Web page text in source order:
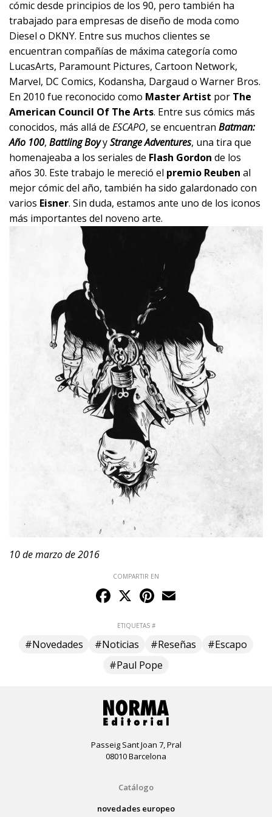
cómic desde principios de los 90, pero también ha
trabajado para empresas de diseño de moda como
Diesel o DKNY. Entre sus muchos clientes se
encuentran compañías de máxima categoría como
LucasArts, Paramount Pictures, Cartoon Network,
Marvel, DC Comics, Kodansha, Dargaud o Warner Bros.
En 2010 fue reconocido como Master Artist por The
American Council Of The Arts. Entre sus cómics más
conocidos, más allá de ESCAPO, se encuentran Batman:
Año 100, Battling BoyyStrange Adventures, una tira que
homenajeaba a los seriales de Flash Gordon de los
años 30. Este trabajo le mereció el premio Reuben al
mejor cómic del año, también ha sido galardonado con
varios Eisner. Sin duda, estamos ante uno de los iconos
más importantes del noveno arte.
10 de marzo de 2016
COMPARTIR EN
Facebook
X Pinterest
ETIQUETAS #
#Novedades #Noticias #Reseñas
#Escapo
#Paul Pope
Passeig Sant Joan 7, Pral
08010 Barcelona
Catálogo
novedades europeo